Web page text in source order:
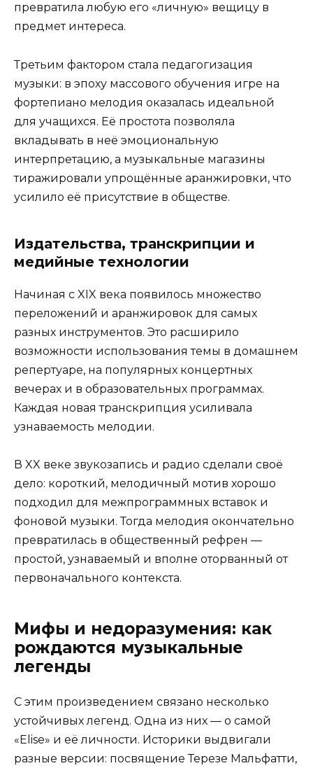
превратила любую его «личную» вещицу в
предмет интереса.
Третьим фактором стала педагогизация
музыки: в эпоху массового обучения игре на
фортепиано мелодия оказалась идеальной
для учащихся. Её простота позволяла
вкладывать в неё эмоциональную
интерпретацию, а музыкальные магазины
тиражировали упрощённые аранжировки, что
усилило её присутствие в обществе.
Издательства, транскрипции и
медийные технологии
Начиная с XIX века появилось множество
переложений и аранжировок для самых
разных инструментов. Это расширило
возможности использования темы в домашнем
репертуаре, на популярных концертных
вечерах и в образовательных программах.
Каждая новая транскрипция усиливала
узнаваемость мелодии.
В XX веке звукозапись и радио сделали своё
дело: короткий, мелодичный мотив хорошо
подходил для межпрограммных вставок и
фоновой музыки. Тогда мелодия окончательно
превратилась в общественный рефрен —
простой, узнаваемый и вполне оторванный от
первоначального контекста.
Мифы и недоразумения: как
рождаются музыкальные
легенды
С этим произведением связано несколько
устойчивых легенд. Одна из них — о самой
«Elise» и её личности. Историки выдвигали
разные версии: посвящение Терезе Мальфатти,